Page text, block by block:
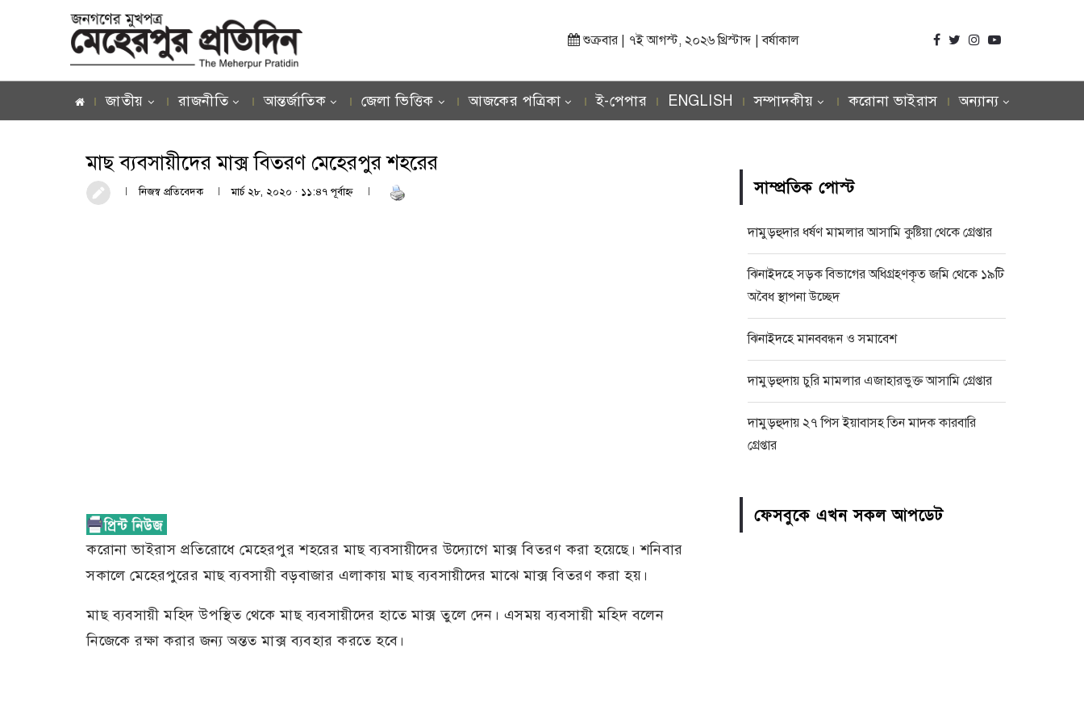
শুক্রবার | ৭ই আগস্ট, ২০২৬ খ্রিস্টাব্দ | বর্ষাকাল
জাতীয় রাজনীতি আন্তর্জাতিক জেলা ভিত্তিক আজকের পত্রিকা ই-পেপার ENGLISH সম্পাদকীয় করোনা ভাইরাস অন্যান্য
মাছ ব্যবসায়ীদের মাক্স বিতরণ মেহেরপুর শহরের
নিজস্ব প্রতিবেদক মার্চ ২৮, ২০২০ · ১১:৪৭ পূর্বাহ্ণ
করোনা ভাইরাস প্রতিরোধে মেহেরপুর শহরের মাছ ব্যবসায়ীদের উদ্যোগে মাক্স বিতরণ করা হয়েছে। শনিবার
সকালে মেহেরপুরের মাছ ব্যবসায়ী বড়বাজার এলাকায় মাছ ব্যবসায়ীদের মাঝে মাক্স বিতরণ করা হয়।
মাছ ব্যবসায়ী মহিদ উপস্থিত থেকে মাছ ব্যবসায়ীদের হাতে মাক্স তুলে দেন। এসময় ব্যবসায়ী মহিদ বলেন
নিজেকে রক্ষা করার জন্য অন্তত মাক্স ব্যবহার করতে হবে।
সাম্প্রতিক পোস্ট
দামুড়হুদার ধর্ষণ মামলার আসামি কুষ্টিয়া থেকে গ্রেপ্তার
ঝিনাইদহে সড়ক বিভাগের অধিগ্রহণকৃত জমি থেকে ১৯টি
অবৈধ স্থাপনা উচ্ছেদ
ঝিনাইদহে মানববন্ধন ও সমাবেশ
দামুড়হুদায় চুরি মামলার এজাহারভুক্ত আসামি গ্রেপ্তার
দামুড়হুদায় ২৭ পিস ইয়াবাসহ তিন মাদক কারবারি
গ্রেপ্তার
ফেসবুকে এখন সকল আপডেট